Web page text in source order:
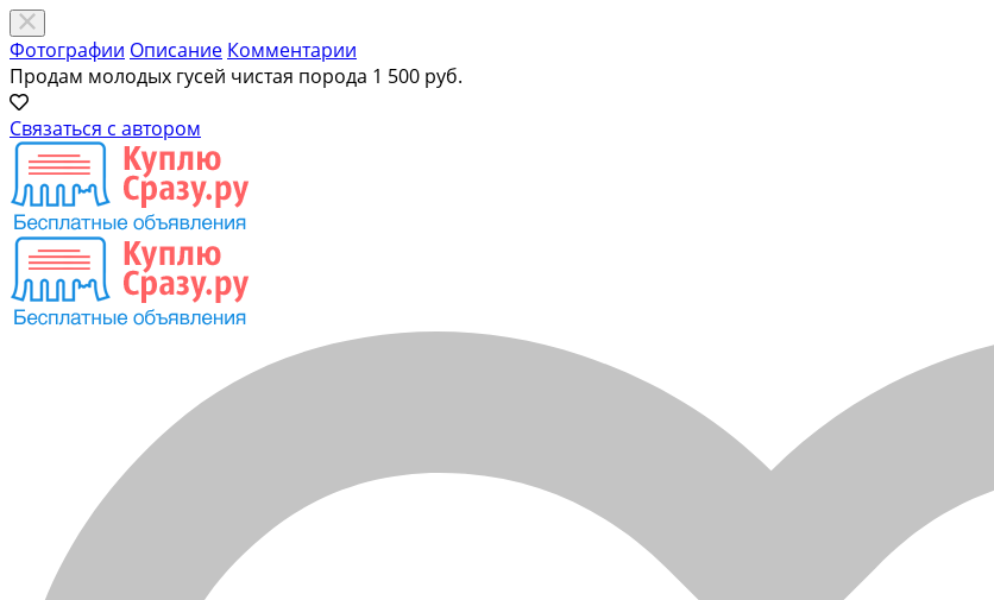
Фотографии Описание Комментарии
Продам молодых гусей чистая порода 1 500 руб.
Связаться с автором